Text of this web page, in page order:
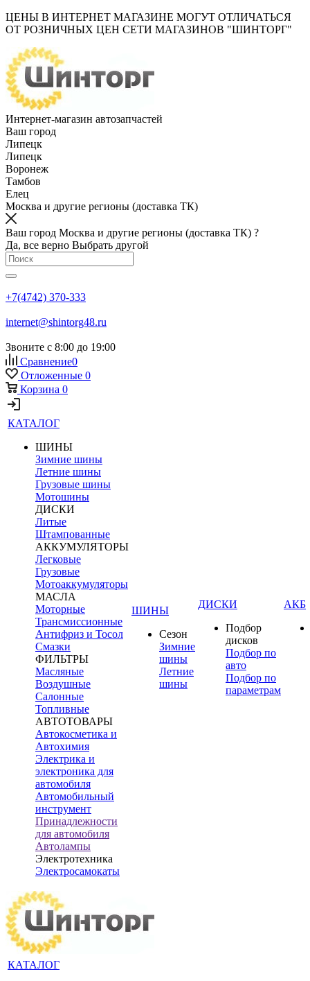
ЦЕНЫ В ИНТЕРНЕТ МАГАЗИНЕ МОГУТ ОТЛИЧАТЬСЯ
ОТ РОЗНИЧНЫХ ЦЕН СЕТИ МАГАЗИНОВ "ШИНТОРГ"
Интернет-магазин автозапчастей
Ваш город
Липецк
Липецк
Воронеж
Тамбов
Елец
Москва и другие регионы (доставка ТК)
Ваш город Москва и другие регионы (доставка ТК) ?
Да, все верно Выбрать другой
+7(4742) 370-333
internet@shintorg48.ru
Звоните с 8:00 до 19:00
Сравнение0
Отложенные 0
Корзина 0
КАТАЛОГ
ШИНЫ
Зимние шины
Летние шины
Грузовые шины
Мотошины
ДИСКИ
Литые
Штампованные
АККУМУЛЯТОРЫ
Легковые
Грузовые
Мотоаккумуляторы
МАСЛА
Моторные
Трансмиссионные
Антифриз и Тосол
Смазки
ФИЛЬТРЫ
Масляные
Воздушные
Салонные
Топливные
АВТОТОВАРЫ
Автокосметика и
Автохимия
Электрика и
электроника для
автомобиля
Автомобильный
инструмент
Принадлежности
для автомобиля
Автолампы
Электротехника
Электросамокаты
ШИНЫ
Сезон
Зимние
шины
Летние
шины
ДИСКИ
Подбор
дисков
Подбор по
авто
Подбор по
параметрам
АКБ
КАТАЛОГ